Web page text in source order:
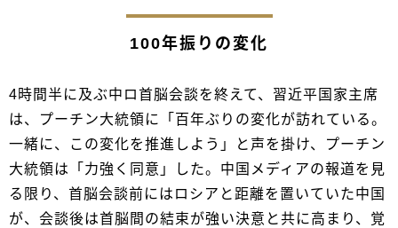
100年振りの変化
4時間半に及ぶ中ロ首脳会談を終えて、習近平国家主席
は、プーチン大統領に「百年ぶりの変化が訪れている。
一緒に、この変化を推進しよう」と声を掛け、プーチン
大統領は「力強く同意」した。中国メディアの報道を見
る限り、首脳会談前にはロシアと距離を置いていた中国
が、会談後は首脳間の結束が強い決意と共に高まり、覚